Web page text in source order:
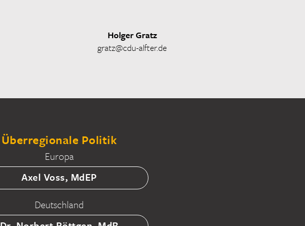
Holger Gratz
gratz@cdu-alfter.de
Überregionale Politik
Europa
Axel Voss, MdEP
Deutschland